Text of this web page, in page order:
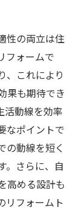
性の両立は住
フォームで
、これにより
果も期待でき
活動線を効率
なポイントで
の動線を短く
。さらに、自
高める設計も
リフォームト